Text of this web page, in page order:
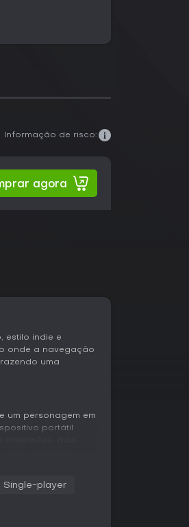
Informação de risco:
agora
estilo indie e
onde a navegação
uma
um personagem em
portátil
novas
Single-player